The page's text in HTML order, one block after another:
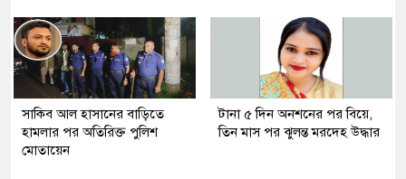
সাকিব আল হাসানের বাড়িতে
হামলার পর অতিরিক্ত পুলিশ
মোতায়েন
টানা ৫ দিন অনশনের পর বিয়ে,
তিন মাস পর ঝুলন্ত মরদেহ উদ্ধার